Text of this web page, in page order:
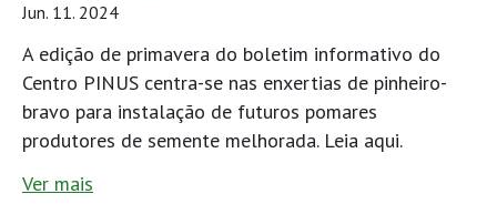
Jun. 11. 2024
A edição de primavera do boletim informativo do
Centro PINUS centra-se nas enxertias de pinheiro-
bravo para instalação de futuros pomares
produtores de semente melhorada. Leia aqui.
Ver mais